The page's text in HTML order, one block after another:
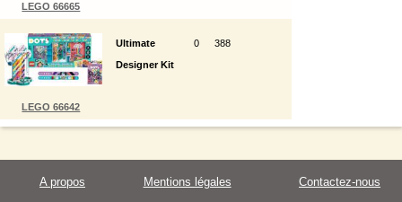
LEGO 66665
LEGO 66642
Ultimate
Designer Kit
0 388
A propos Mentions légales Contactez-nous